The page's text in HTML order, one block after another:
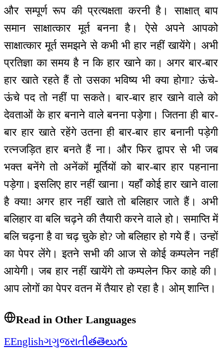
और सम्पूर्ण रूप की प्रत्यक्षता करनी है। साक्षात् बाप
समान साक्षात्कार मूर्त बनना है। ऐसे अपने आपको
साक्षात्कार मूर्त समझने से कभी भी हार नहीं खायेंगे। अभी
प्रतिज्ञा का समय है न कि हार खाने का। अगर बार-बार
हार खाते रहते हैं तो उसका भविष्य भी क्या होगा? ऊंचे-
ऊंचे पद तो नहीं पा सकते। बार-बार हार खाने वाले को
देवताओं के हार बनाने वाले बनना पड़ेगा। जितना ही बार-
बार हार खाते रहेंगे उतना ही बार-बार हार बनानी पड़ेगी
रत्नजड़ित हार बनते हैं ना। और फिर द्वापर से भी जब
भक्त बनेंगे तो अनेंकों मूर्तियों को बार-बार हार पहनाना
पड़ेगा। इसलिए हार नहीं खाना। यहाँ कोई हार खाने वाला
है क्या! अगर हार नहीं खाते तो बलिहार जाते हैं। अभी
बलिहार वा बलि चढ़ने की तैयारी करने वाले हो। समाप्ति में
बलि चढ़ना है वा चढ़ चुके हो? जो बलिहार हो गये हैं। उन्हों
का पेपर लेंगे। इतने सभी की आज से कोई कम्पलेन नहीं
आयेगी। जब हार नहीं खायेंगे तो कम्पलेन फिर काहे की।
आप लोगों का पेपर वतन में तैयार हो रहा है। ओम् शान्ति।
Read in Other Languages
EEnglishગગુજરાતીతతెలుగు